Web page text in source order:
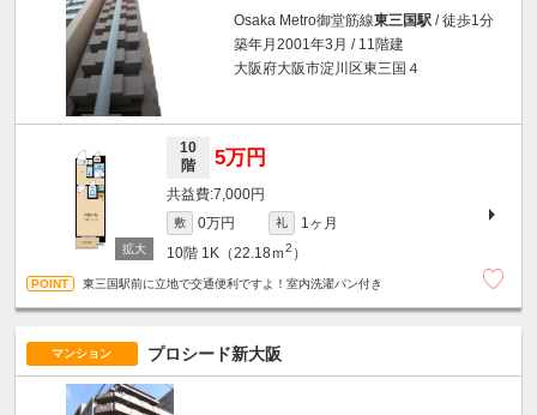
Osaka Metro御堂筋線東三国駅 / 徒歩1分
築年月2001年3月 / 11階建
大阪府大阪市淀川区東三国４
10
階
5万円
7,000円
敷 0万円 礼
1ヶ月
10階 1K（22.18ｍ2 ）
東三国駅前に立地で交通便利ですよ！室内洗濯パン付き
マンション プロシード新大阪